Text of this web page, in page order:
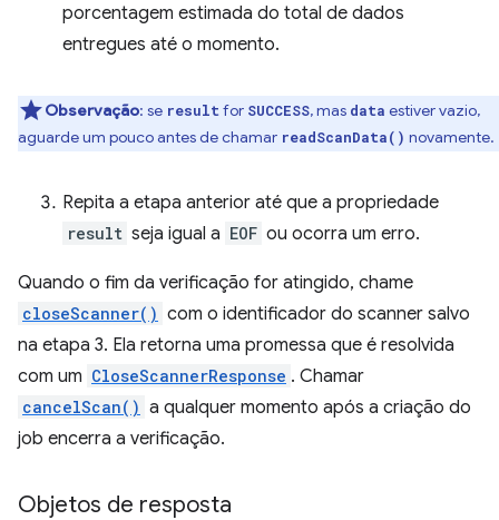
porcentagem estimada do total de dados
entregues até o momento.
Observação: se result for SUCCESS, mas data estiver vazio,
aguarde um pouco antes de chamar readScanData() novamente.
Repita a etapa anterior até que a propriedade
result seja igual a EOF ou ocorra um erro.
Quando o fim da verificação for atingido, chame
closeScanner() com o identificador do scanner salvo
na etapa 3. Ela retorna uma promessa que é resolvida
com um CloseScannerResponse . Chamar
cancelScan() a qualquer momento após a criação do
job encerra a verificação.
Objetos de resposta